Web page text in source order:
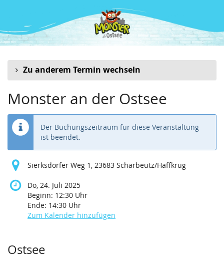
Inhalt
springen
Zu anderem Termin wechseln
Monster an der Ostsee
Der Buchungszeitraum für diese Veranstaltung
ist beendet.
Sierksdorfer Weg 1, 23683 Scharbeutz/Haffkrug
Do, 24. Juli 2025
Beginn: 12:30 Uhr
Ende: 14:30 Uhr
Zum Kalender hinzufügen
Produkte
Ostsee